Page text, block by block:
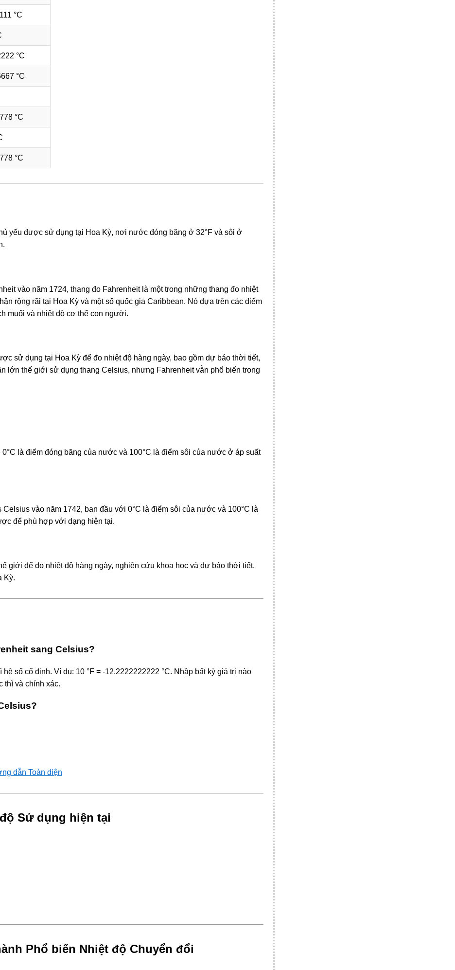
°C
°C
°C
°C
°C
yếu được sử dụng tại Hoa Kỳ, nơi nước đóng băng ở 32°F và sôi ở
vào năm 1724, thang đo Fahrenheit là một trong những thang đo nhiệt
rộng rãi tại Hoa Kỳ và một số quốc gia Caribbean. Nó dựa trên các điểm
muối và nhiệt độ cơ thể con người.
sử dụng tại Hoa Kỳ để đo nhiệt độ hàng ngày, bao gồm dự báo thời tiết,
lớn thế giới sử dụng thang Celsius, nhưng Fahrenheit vẫn phổ biến trong
là điểm đóng băng của nước và 100°C là điểm sôi của nước ở áp suất
vào năm 1742, ban đầu với 0°C là điểm sôi của nước và 100°C là
để phù hợp với dạng hiện tại.
giới để đo nhiệt độ hàng ngày, nghiên cứu khoa học và dự báo thời tiết,
Kỳ.
sang Celsius?
số cố định. Ví dụ: 10 °F = -12.2222222222 °C. Nhập bất kỳ giá trị nào
thì và chính xác.
dẫn Toàn diện
Sử dụng hiện tại
Phổ biến Nhiệt độ Chuyển đổi